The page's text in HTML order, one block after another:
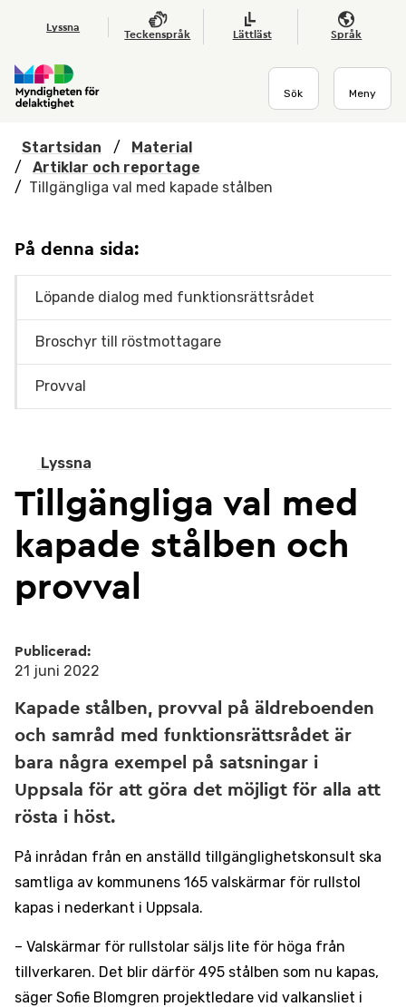
Hoppa till huvudmenyn
Lyssna
Teckenspråk Lättläst Språk
Sök Meny
Startsidan /
Material
/
Artiklar och reportage
/ Tillgängliga val med kapade stålben
Lyssna
Tillgängliga val med
kapade stålben och
provval
Publicerad:
21 juni 2022
Kapade stålben, provval på äldreboenden
och samråd med funktionsrättsrådet är
bara några exempel på satsningar i
Uppsala för att göra det möjligt för alla att
rösta i höst.
På inrådan från en anställd tillgänglighetskonsult ska
samtliga av kommunens 165 valskärmar för rullstol
kapas i nederkant i Uppsala.
– Valskärmar för rullstolar säljs lite för höga från
tillverkaren. Det blir därför 495 stålben som nu kapas,
säger Sofie Blomgren projektledare vid valkansliet i
På denna sida:
Löpande dialog med funktionsrättsrådet
Broschyr till röstmottagare
Provval